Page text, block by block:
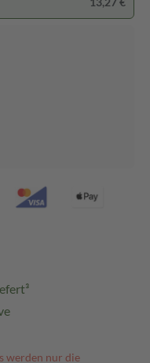
werden nur die